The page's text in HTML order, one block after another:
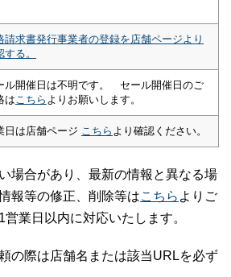
請求書発行事業者の登録を店舗ページより
する。
ル開催日は不明です。 セール開催日のご
は こちら よりお願いします。
日は店舗ページ こちら より確認ください。
場合があり、最新の情報と異なる場
報等の修正、削除等はこちら よりご
業日以内に対応いたします。
の際は店舗名または該当URLを必ず